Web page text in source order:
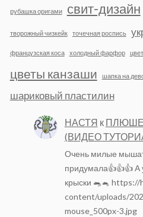
рубашка оригами свит-дизайн
творожный чизкейк точечная роспись
французская коса холодный фарфор
цветы канзаши шапка на
шариковый пластилин
НАСТЯ к
(ВИДЕО
Очень милые
придумала👍👍👍 А
крыски 🐀🐁 https://
content/uploads/
mouse_500px-3.jpg